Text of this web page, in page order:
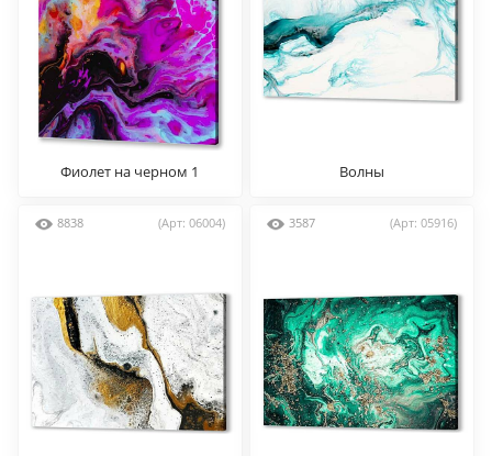
Фиолет на черном 1 Волны
8838 (Арт: 06004) 3587 (Арт: 05916)